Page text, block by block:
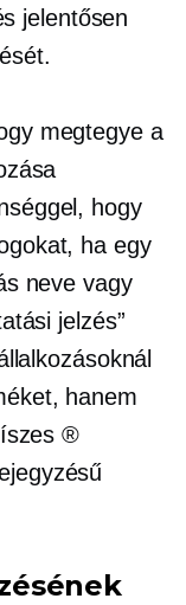
jelentősen
megtegye a
hogy
ha egy
neve vagy
jelzés”
hanem
®